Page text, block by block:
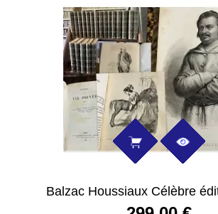
Balzac Houssiaux Célèbre